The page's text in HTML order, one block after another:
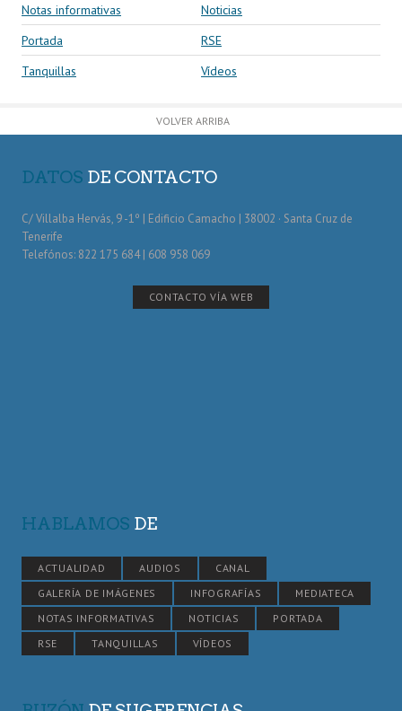
Notas informativas
Noticias
Portada
RSE
Tanquillas
Vídeos
VOLVER ARRIBA
DATOS DE CONTACTO
C/ Villalba Hervás, 9 -1º | Edificio Camacho | 38002 · Santa Cruz de
Tenerife
Telefónos: 822 175 684 | 608 958 069
CONTACTO VÍA WEB
HABLAMOS DE
ACTUALIDAD AUDIOS
CANAL
GALERÍA DE IMÁGENES
INFOGRAFÍAS
MEDIATECA
NOTAS INFORMATIVAS
NOTICIAS
PORTADA
RSE
TANQUILLAS VÍDEOS